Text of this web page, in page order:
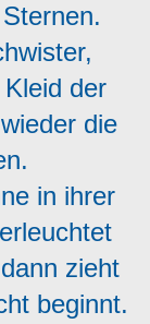
der
die
in ihrer
zieht
beginnt.